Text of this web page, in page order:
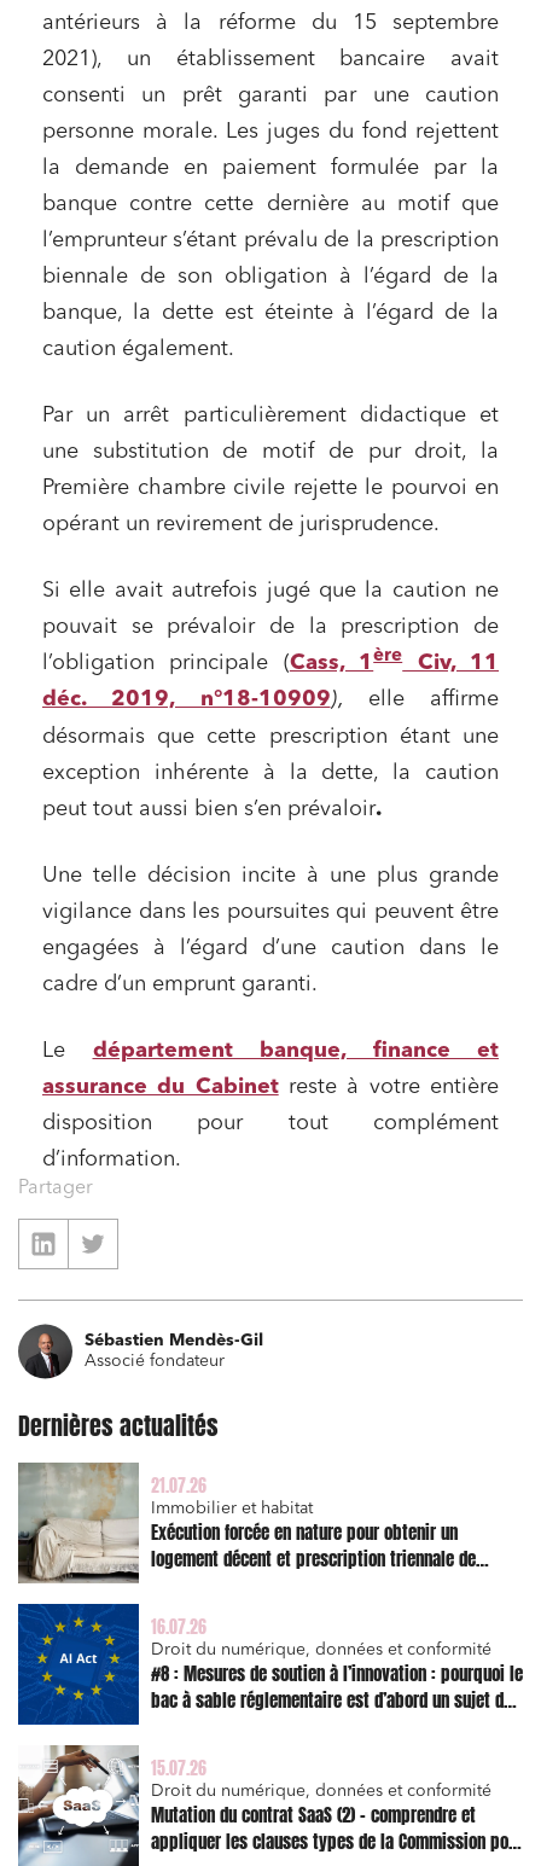
antérieurs à la réforme du 15 septembre
2021), un établissement bancaire avait
consenti un prêt garanti par une caution
personne morale. Les juges du fond rejettent
la demande en paiement formulée par la
banque contre cette dernière au motif que
l’emprunteur s’étant prévalu de la prescription
biennale de son obligation à l’égard de la
banque, la dette est éteinte à l’égard de la
caution également.
Par un arrêt particulièrement didactique et
une substitution de motif de pur droit, la
Première chambre civile rejette le pourvoi en
opérant un revirement de jurisprudence.
Si elle avait autrefois jugé que la caution ne
pouvait se prévaloir de la prescription de
l’obligation principale (Cass, 1èreCiv, 11
déc. 2019, n°18-10909), elle affirme
désormais que cette prescription étant une
exception inhérente à la dette, la caution
peut tout aussi bien s’en prévaloir.
Une telle décision incite à une plus grande
vigilance dans les poursuites qui peuvent être
engagées à l’égard d’une caution dans le
cadre d’un emprunt garanti.
Le département banque, finance et
assurance du Cabinetreste à votre entière
disposition pour tout complément
d’information.
Partager
Sébastien Mendès-Gil
Associé fondateur
Dernières actualités
21.07.26
Immobilier et habitat
Exécution forcée en nature pour obtenir un
logement décent et prescription triennale de
16.07.26
Droit du numérique, données et conformité
#8 : Mesures de soutien à l’innovation : pourquoi le
bac à sable réglementaire est d’abord un sujet de
15.07.26
Droit du numérique, données et conformité
Mutation du contrat SaaS (2) – comprendre et
appliquer les clauses types de la Commission pour
Associations et acteurs de l’économie sociale et
solidaire
Media et édition
Entreprises du numérique
Établissements financiers
Mobilité et transport